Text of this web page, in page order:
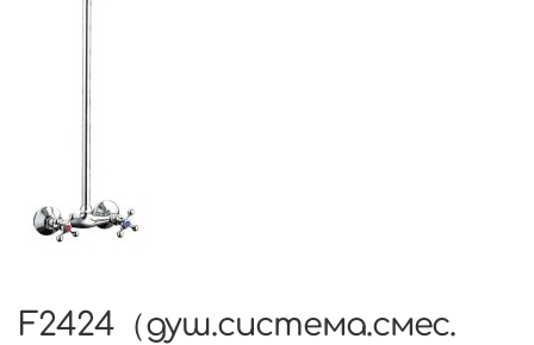
F2424（душ.система.смес.